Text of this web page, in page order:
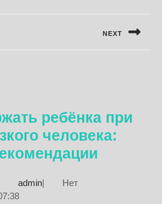
NEXT
ребёнка при
человека:
adminadmin
|
Нет